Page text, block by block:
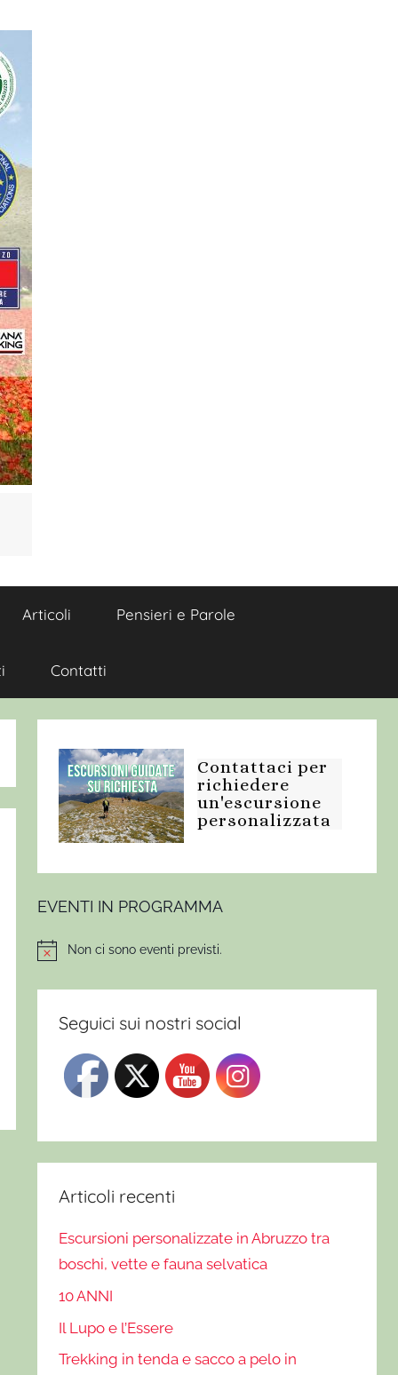
Articoli Pensieri e Parole
Contatti
Contattaci per
richiedere
un'escursione
personalizzata
EVENTI IN PROGRAMMA
NoticeNon ci sono eventi previsti.
Seguici sui nostri social
Articoli recenti
Escursioni personalizzate in Abruzzo tra
boschi, vette e fauna selvatica
10 ANNI
Il Lupo e l’Essere
Trekking in tenda e sacco a pelo in